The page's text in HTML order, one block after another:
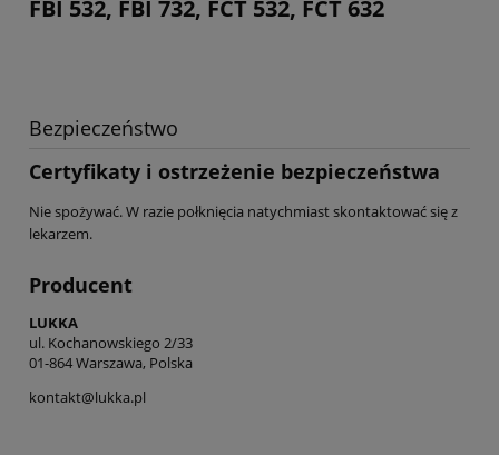
FBI 532, FBI 732, FCT 532, FCT 632
Bezpieczeństwo
Certyfikaty i ostrzeżenie bezpieczeństwa
Nie spożywać. W razie połknięcia natychmiast skontaktować się z
lekarzem.
Producent
LUKKA
ul. Kochanowskiego 2/33
01-864 Warszawa, Polska
kontakt@lukka.pl